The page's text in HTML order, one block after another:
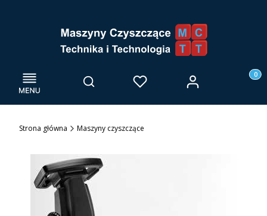
Menu Otwórz wyszukiwarkę
Szukaj Ulubione Zaloguj się
Strona główna Maszyny czyszczące